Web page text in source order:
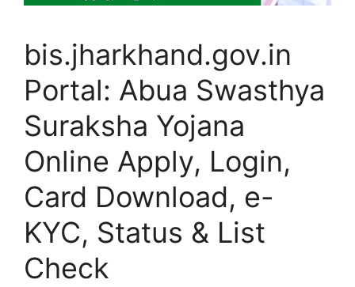
bis.jharkhand.gov.in
Portal: Abua Swasthya
Suraksha Yojana
Online Apply, Login,
Card Download, e-
KYC, Status & List
Check